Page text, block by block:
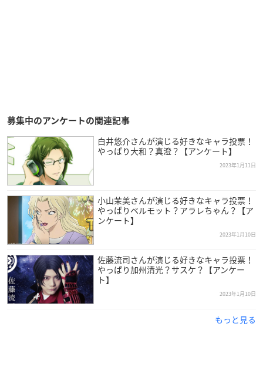
募集中のアンケートの関連記事
白井悠介さんが演じる好きなキャラ投票！
やっぱり大和？真澄？【アンケート】
2023年1月11日
小山茉美さんが演じる好きなキャラ投票！
やっぱりベルモット？アラレちゃん？【ア
ンケート】
2023年1月10日
佐藤流司さんが演じる好きなキャラ投票！
やっぱり加州清光？サスケ？【アンケー
ト】
2023年1月10日
もっと見る